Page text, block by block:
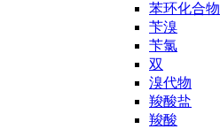
苯环化合物
苄溴
苄氯
双
溴代物
羧酸盐
羧酸